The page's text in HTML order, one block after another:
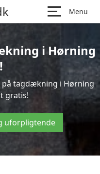
Menu
i Hørning
tagdækning i Hørning
gratis!
uforpligtende